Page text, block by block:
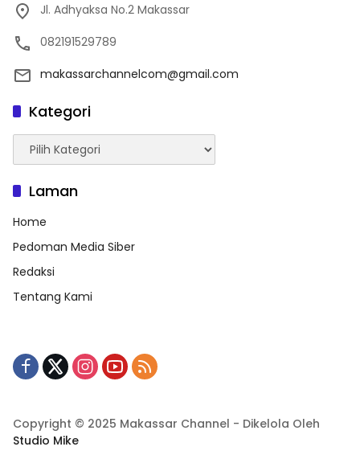
Jl. Adhyaksa No.2 Makassar
082191529789
makassarchannelcom@gmail.com
Kategori
Kategori
Laman
Home
Pedoman Media Siber
Redaksi
Tentang Kami
Copyright © 2025 Makassar Channel - Dikelola Oleh
Studio Mike